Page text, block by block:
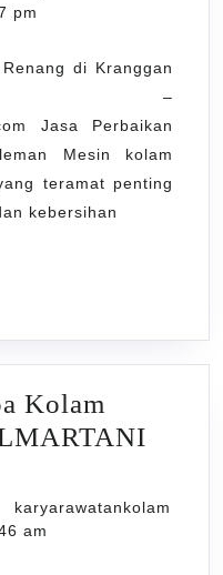
pm
di Kranggan
7407 –
Jasa Perbaikan
Mesin kolam
teramat penting
kebersihan
Kolam
karyarawatankolam
am